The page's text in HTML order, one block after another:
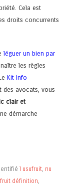
Cela est
droits concurrents
léguer un bien par
les règles
Kit Info
des avocats, vous
clair et
démarche
l usufruit, nu
définition,